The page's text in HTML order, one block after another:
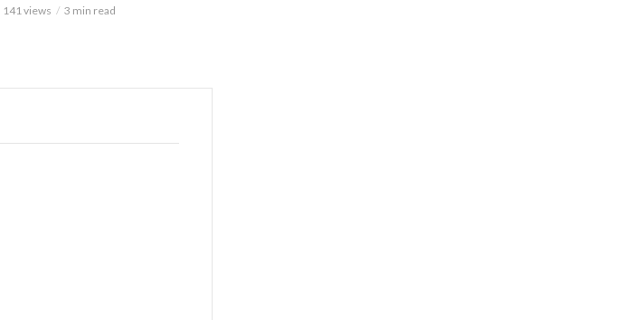
141 views 3 min read